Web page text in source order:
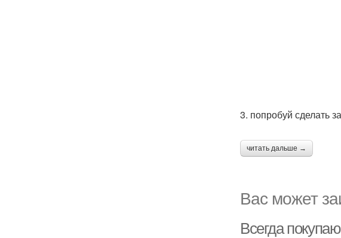
3. попробуй сделать
читать дальше →
Вас может
Всегда